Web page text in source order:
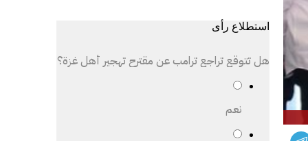
استطلاع رأى
هل تتوقع تراجع ترامب عن مقترح تهجير أهل غزة؟
نعم